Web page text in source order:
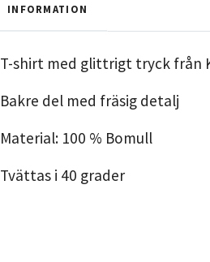
INFORMATION
T-shirt med glittrigt tryck från
Bakre del med fräsig detalj
Material: 100 % Bomull
Tvättas i 40 grader